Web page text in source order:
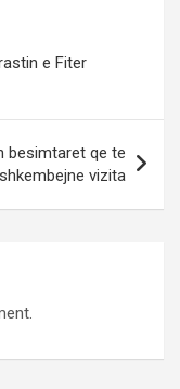
e Fiter
besimtaret qe te
shkembejne vizita